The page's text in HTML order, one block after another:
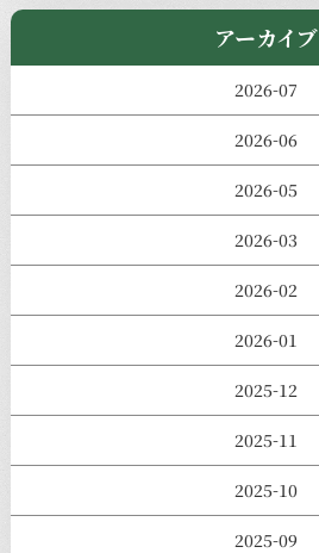
アーカイブ
2026-07
2026-06
2026-05
2026-03
2026-02
2026-01
2025-12
2025-11
2025-10
2025-09